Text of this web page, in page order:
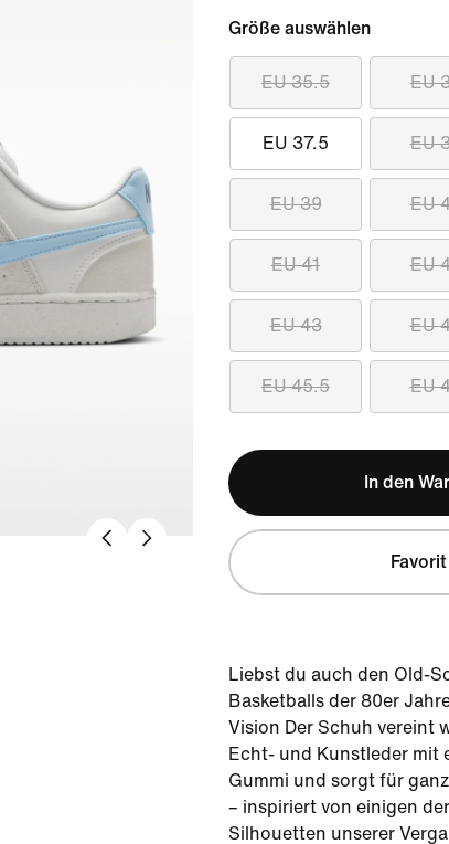
Größe auswählen
EU 35.5 EU
EU 37.5 EU
EU 39 EU
EU 41 EU
EU 43 EU
EU 45.5 EU
In den
Favorit
Liebst du auch den Old-
Basketballs der 80er
Vision Der Schuh vereint
Echt- und Kunstleder mit
Gummi und sorgt für
– inspiriert von einigen
Silhouetten unserer